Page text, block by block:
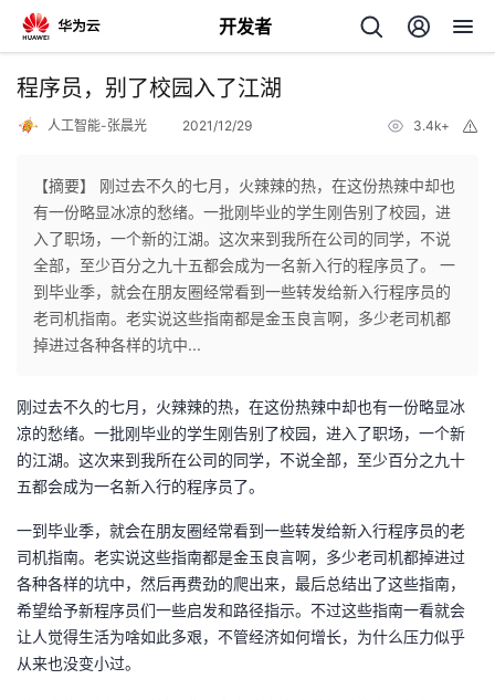
开发者
返
个
人
页
我
开
发
者
我
的
我
程序员，别了校园入了江湖
人工智能-张晨光 2021/12/29 3.4k+
【摘要】 刚过去不久的七月，火辣辣的热，在这份热辣中却也
有一份略显冰凉的愁绪。一批刚毕业的学生刚告别了校园，进
入了职场，一个新的江湖。这次来到我所在公司的同学，不说
全部，至少百分之九十五都会成为一名新入行的程序员了。 一
到毕业季，就会在朋友圈经常看到一些转发给新入行程序员的
老司机指南。老实说这些指南都是金玉良言啊，多少老司机都
掉进过各种各样的坑中...
刚过去不久的七月，火辣辣的热，在这份热辣中却也有一份略显冰
凉的愁绪。一批刚毕业的学生刚告别了校园，进入了职场，一个新
的江湖。这次来到我所在公司的同学，不说全部，至少百分之九十
五都会成为一名新入行的程序员了。
一到毕业季，就会在朋友圈经常看到一些转发给新入行程序员的老
司机指南。老实说这些指南都是金玉良言啊，多少老司机都掉进过
各种各样的坑中，然后再费劲的爬出来，最后总结出了这些指南，
希望给予新程序员们一些启发和路径指示。不过这些指南一看就会
让人觉得生活为啥如此多艰，不管经济如何增长，为什么压力似乎
从来也没变小过。